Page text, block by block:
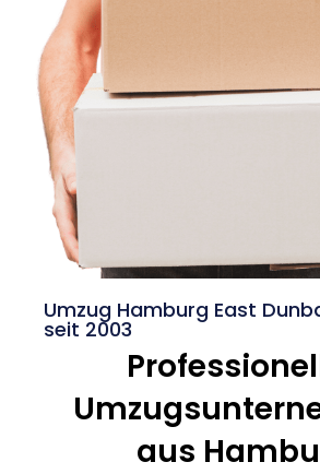
Umzug Hamburg East
seit 2003
aus